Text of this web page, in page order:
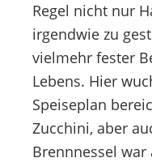
Regel nicht nur
irgendwie zu
vielmehr fester
Lebens. Hier
Speiseplan
Zucchini, aber
Brennnessel war